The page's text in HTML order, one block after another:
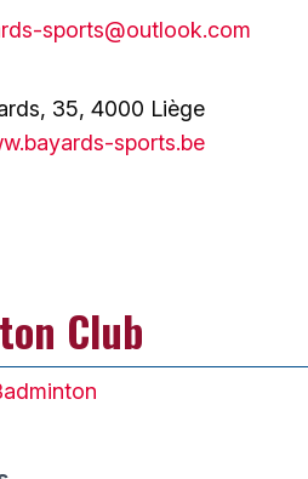
sports@outlook.com
35, 4000 Liège
sports.be
Club